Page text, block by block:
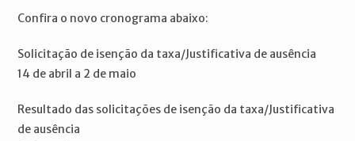
Confira o novo cronograma abaixo:
Solicitação de isenção da taxa/Justificativa de ausência
14 de abril a 2 de maio
Resultado das solicitações de isenção da taxa/Justificativa
de ausência